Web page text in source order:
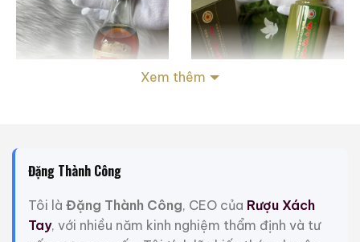
Rượu Thuốc Chí Bảo
500ml / 40%
Họa Hữu Nghị 2021
500ml / 53%
Xem thêm
Đặng Thành Công
Tôi là Đặng Thành Công, CEO của Rượu Xách
Tay, với nhiều năm kinh nghiệm thẩm định và tư